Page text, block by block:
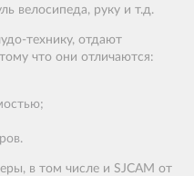
велосипеда, руку и т.д.
технику, отдают
что они отличаются:
в том числе и SJCAM от